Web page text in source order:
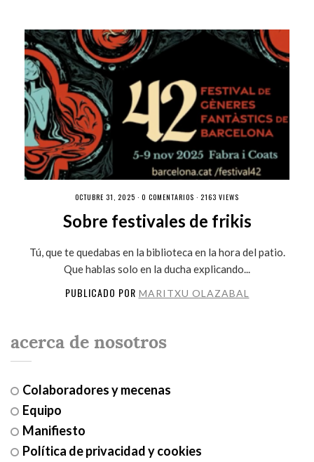
OCTUBRE 31, 2025 · 0 COMENTARIOS · 2163 VIEWS
Sobre festivales de frikis
Tú, que te quedabas en la biblioteca en la hora del patio.
Que hablas solo en la ducha explicando...
PUBLICADO POR MARITXU OLAZABAL
acerca de nosotros
Colaboradores y mecenas
Equipo
Manifiesto
Política de privacidad y cookies